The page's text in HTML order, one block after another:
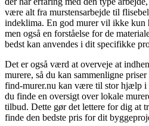
være alt fra murstensarbejde til
indeklima. En god murer vil ikke kun
men også en forståelse for de
bedst kan anvendes i dit specifikke
Det er også værd at overveje at
murere, så du kan sammenligne
find-murer.nu kan være til stor hjælp i
du finde en oversigt over lokale
tilbud. Dette gør det lettere for dig at
finde den bedste pris for dit